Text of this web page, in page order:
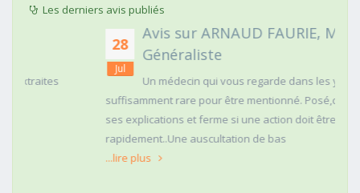
Les derniers avis publiés
Avis sur ARNAUD FAURIE, Médecin
Généraliste
Un médecin qui vous regarde dans les yeux c'est
suffisamment rare pour être mentionné. Posé,clair dans
ses explications et ferme si une action doit être menée
rapidement..Une auscultation de bas